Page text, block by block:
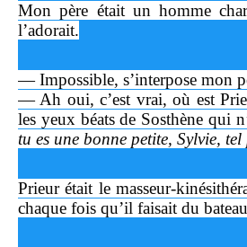
Mon père était un homme
l’adorait.
— Impossible, s’interpose mon
— Ah oui, c’est vrai, où est
les yeux béats de Sosthène qui
tu es une bonne petite, Sylvie,
Prieur était le masseur-
chaque fois qu’il faisait du